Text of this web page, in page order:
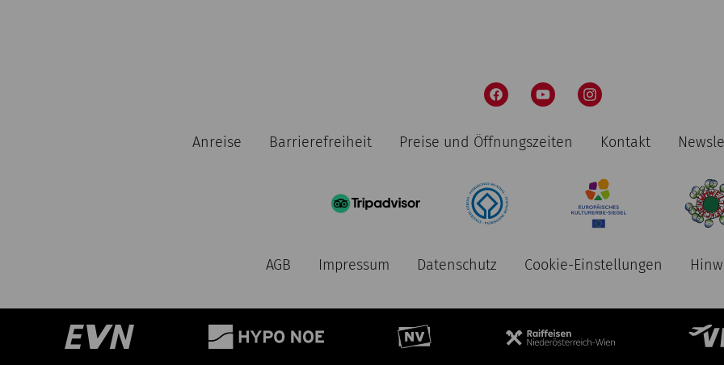
Anreise Barrierefreiheit Preise und Öffnungszeiten Kontakt
AGB Impressum Datenschutz Cookie-Einstellungen